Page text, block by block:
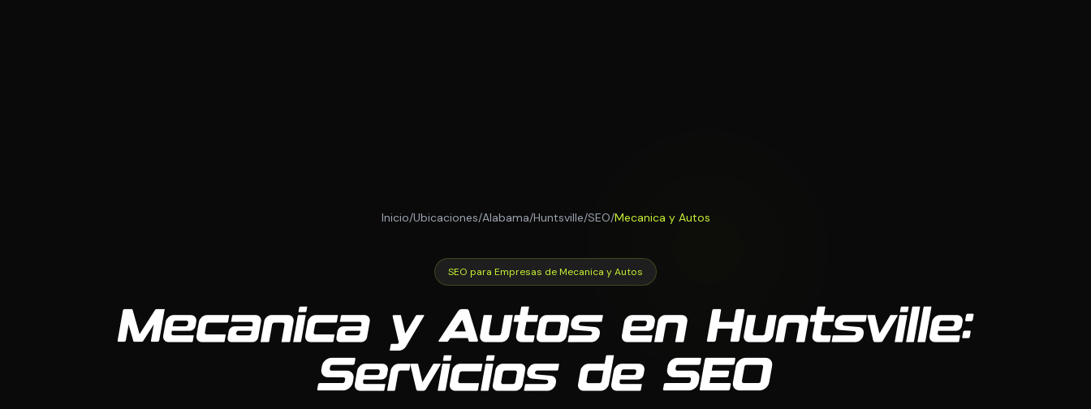
Inicio/Ubicaciones/Alabama/Huntsville/SEO/Mecanica y Autos
SEO para Empresas de Mecanica y Autos
Mecanica y Autos en Huntsville:
Servicios de SEO